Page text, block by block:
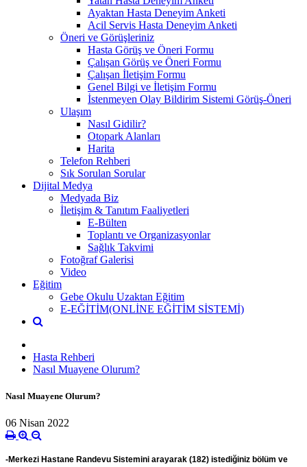
Ayaktan Hasta Deneyim Anketi
Acil Servis Hasta Deneyim Anketi
Öneri ve Görüşleriniz
Hasta Görüş ve Öneri Formu
Çalışan Görüş ve Öneri Formu
Çalışan İletişim Formu
Genel Bilgi ve İletişim Formu
İstenmeyen Olay Bildirim Sistemi Görüş-Öneri
Ulaşım
Nasıl Gidilir?
Otopark Alanları
Harita
Telefon Rehberi
Sık Sorulan Sorular
Dijital Medya
Medyada Biz
İletişim & Tanıtım Faaliyetleri
E-Bülten
Toplantı ve Organizasyonlar
Sağlık Takvimi
Fotoğraf Galerisi
Video
Eğitim
Gebe Okulu Uzaktan Eğitim
E-EĞİTİM(ONLİNE EĞİTİM SİSTEMİ)
Hasta Rehberi
Nasıl Muayene Olurum?
Nasıl Muayene Olurum?
06 Nisan 2022
-Merkezi Hastane Randevu Sistemini arayarak (182) istediğiniz bölüm ve